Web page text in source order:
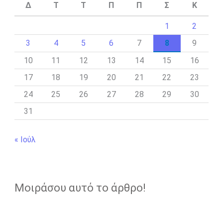
Δ Τ Τ Π Π Σ Κ
1
2
3
4 5 6 7 8
9
10
11 12 13 14 15
16
17
18 19 20 21 22
23
24
25 26 27 28 29
30
31
« Ιούλ
Μοιράσου αυτό το άρθρο!